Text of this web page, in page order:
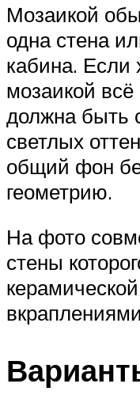
Мозаикой
одна стена
кабина. Если
мозаикой
должна быть
светлых
общий фон
геометрию.
На фото
стены